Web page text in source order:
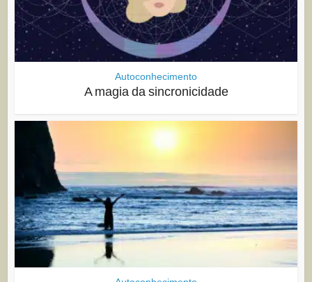
Autoconhecimento
A magia da sincronicidade